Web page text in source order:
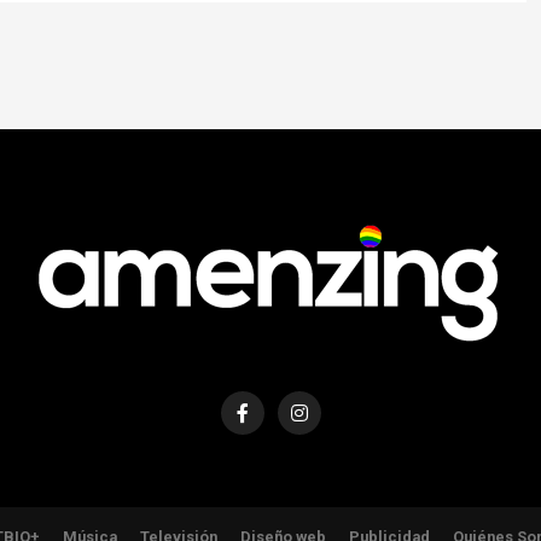
Música Televisión Diseño web Publicidad Quiénes